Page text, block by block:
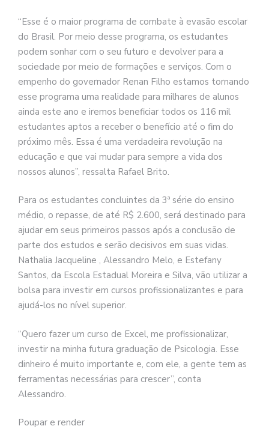
“Esse é o maior programa de combate à evasão escolar
do Brasil. Por meio desse programa, os estudantes
podem sonhar com o seu futuro e devolver para a
sociedade por meio de formações e serviços. Com o
empenho do governador Renan Filho estamos tornando
esse programa uma realidade para milhares de alunos
ainda este ano e iremos beneficiar todos os 116 mil
estudantes aptos a receber o benefício até o fim do
próximo mês. Essa é uma verdadeira revolução na
educação e que vai mudar para sempre a vida dos
nossos alunos”, ressalta Rafael Brito.
Para os estudantes concluintes da 3ª série do ensino
médio, o repasse, de até R$ 2.600, será destinado para
ajudar em seus primeiros passos após a conclusão de
parte dos estudos e serão decisivos em suas vidas.
Nathalia Jacqueline , Alessandro Melo, e Estefany
Santos, da Escola Estadual Moreira e Silva, vão utilizar a
bolsa para investir em cursos profissionalizantes e para
ajudá-los no nível superior.
“Quero fazer um curso de Excel, me profissionalizar,
investir na minha futura graduação de Psicologia. Esse
dinheiro é muito importante e, com ele, a gente tem as
ferramentas necessárias para crescer”, conta
Alessandro.
Poupar e render